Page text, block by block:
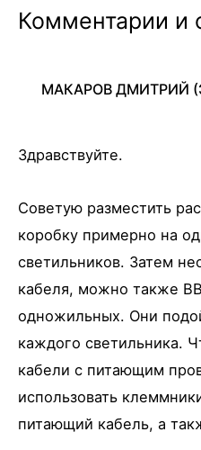
Комментарии и
МАКАРОВ ДМИТРИЙ
Здравствуйте.
Советую разместить
коробку примерно на
светильников. Затем
кабеля, можно также
одножильных. Они
каждого светильника.
кабели с питающим
использовать
питающий кабель, а